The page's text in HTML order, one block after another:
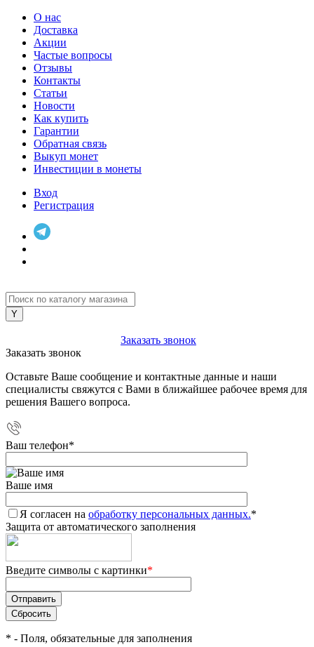
О нас
Доставка
Акции
Частые вопросы
Отзывы
Контакты
Статьи
Новости
Как купить
Гарантии
Обратная связь
Выкуп монет
Инвестиции в монеты
Вход
Регистрация
Заказать звонок
Заказать звонок
Оставьте Ваше сообщение и контактные данные и наши
специалисты свяжутся с Вами в ближайшее рабочее время для
решения Вашего вопроса.
Ваш телефон*
Ваше имя
Я согласен на обработку персональных данных.*
Защита от автоматического заполнения
Введите символы с картинки*
* - Поля, обязательные для заполнения